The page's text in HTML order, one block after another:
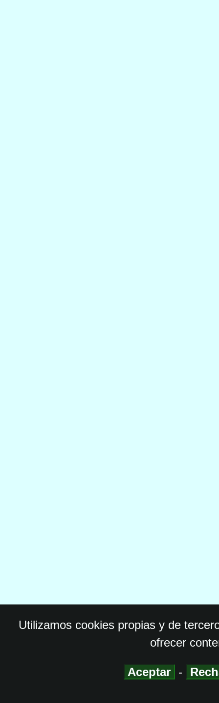
Utilizamos cookies propias y de
ofrecer
Aceptar -